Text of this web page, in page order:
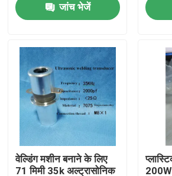
संपर्क करें
एक उद्धरण का अनुरोध करें
अल्ट्रासोनिक सफाई ट्रांसड्यूसर
उच्च शक्ति अल्ट्रासोनिक transducer
बहु आवृत्ति अल्ट्रासोनिक ट्रांसड्यूसर
जांच भेजें
वेल्डिंग मशीन बनाने के लिए
71 मिमी 35k अल्ट्रासोनिक
200W